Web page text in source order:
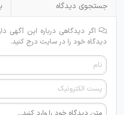
جستجوی دیدگاه
اگر دیدگاهی درباره این آگهی
دیدگاه خود را در سایت درج کنید.